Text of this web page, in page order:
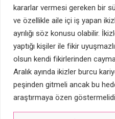
kararlar vermesi gereken bir
ve özellikle aile içi iş yapan
ayrılığı söz konusu olabilir.
yaptığı kişiler ile fikir
olsun kendi fikirlerinden
Aralık ayında ikizler burcu
peşinden gitmeli ancak bu
araştırmaya özen